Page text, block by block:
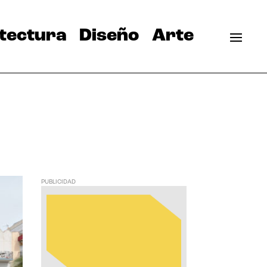
Diseño Arte
PUBLICIDAD